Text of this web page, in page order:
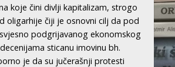
koje čini divlji kapitalizam, strogo
oligarhije čiji je osnovni cilj da pod
podgrijavanog ekonomskog
sticanu imovinu bh.
je da su jučerašnji protesti